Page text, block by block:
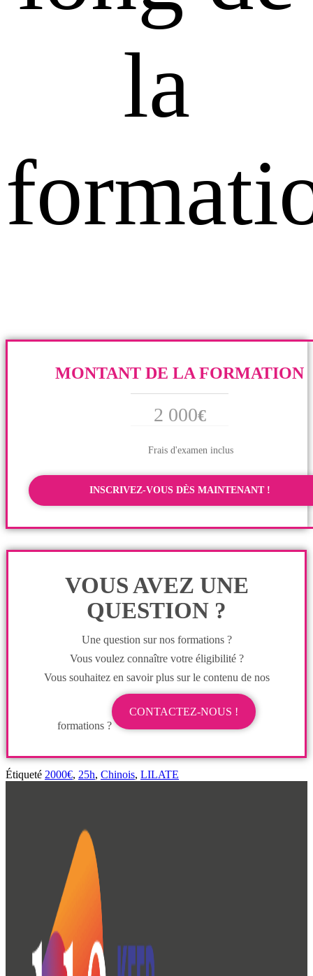
la
MONTANT DE LA FORMATION
2 000€
Frais d'examen inclus
INSCRIVEZ-VOUS DÈS MAINTENANT !
VOUS AVEZ UNE
QUESTION ?
Une question sur nos formations ?
Vous voulez connaître votre éligibilité ?
Vous souhaitez en savoir plus sur le contenu de nos
formations ?
CONTACTEZ-NOUS !
Étiqueté 2000€, 25h, Chinois, LILATE